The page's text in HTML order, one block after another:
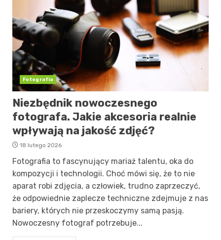
Fotografia
Niezbędnik nowoczesnego
fotografa. Jakie akcesoria realnie
wpływają na jakość zdjęć?
18 lutego 2026
Fotografia to fascynujący mariaż talentu, oka do
kompozycji i technologii. Choć mówi się, że to nie
aparat robi zdjęcia, a człowiek, trudno zaprzeczyć,
że odpowiednie zaplecze techniczne zdejmuje z nas
bariery, których nie przeskoczymy samą pasją.
Nowoczesny fotograf potrzebuje...